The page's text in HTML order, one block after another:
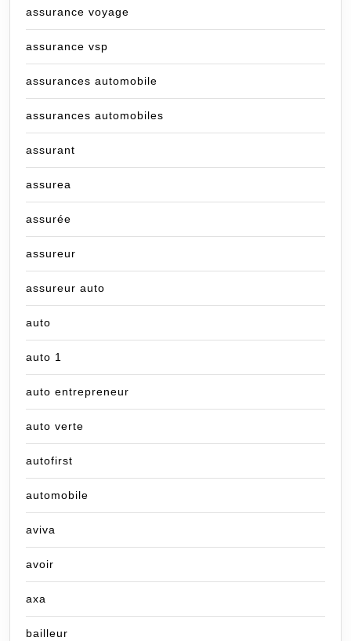
assurance voyage
assurance vsp
assurances automobile
assurances automobiles
assurant
assurea
assurée
assureur
assureur auto
auto
auto 1
auto entrepreneur
auto verte
autofirst
automobile
aviva
avoir
axa
bailleur